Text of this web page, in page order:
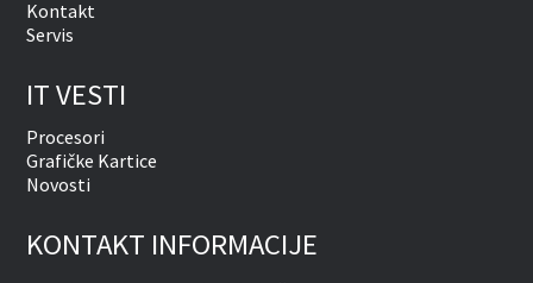
Kontakt
Servis
IT VESTI
Procesori
Grafičke Kartice
Novosti
KONTAKT INFORMACIJE